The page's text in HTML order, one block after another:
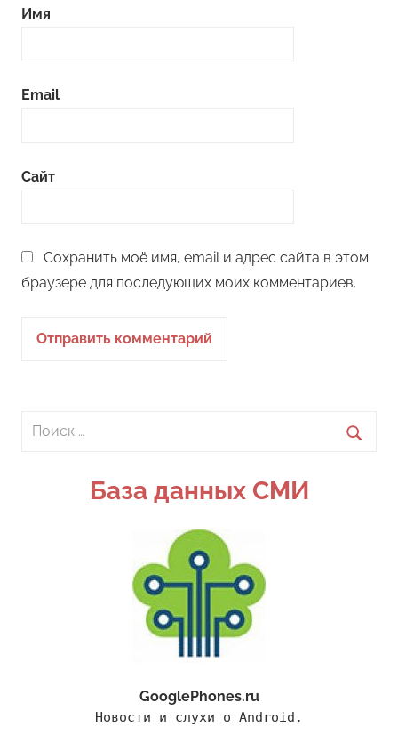
Имя
Email
Сайт
Сохранить моё имя, email и адрес сайта в этом
браузере для последующих моих комментариев.
Поиск
База данных СМИ
GooglePhones.ru
Новости и слухи о Android.